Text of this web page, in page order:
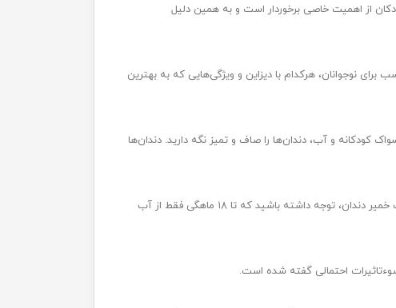
از اهمیت خاصی برخوردار است و به همین دلیل
نوجوانان، هرکدام با دیزاین و ویژگی‌هایی که به بهترین
از سن ۶ ماهگی با ظاهر شدن اولین دندان، با مسواک کودکانه و آب، دندان‌ها را صاف و تمیز نگه دارید. دندان‌ها
انتخاب مسواک و خمیر دندان مناسب برای کودکان امری حیاتی است. از مسواک با سر کوچک و موهای نرم استفاده کنید. در انتخاب خمیر دندان، توجه داشته باشید که تا ۱۸ ماهگی فقط از آب
احتمالی گفته شده است.